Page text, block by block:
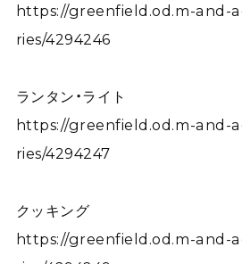
https://greenfield.od.m-and-
ries/4294246
ランタン・ライト
https://greenfield.od.m-and-
ries/4294247
クッキング
https://greenfield.od.m-and-